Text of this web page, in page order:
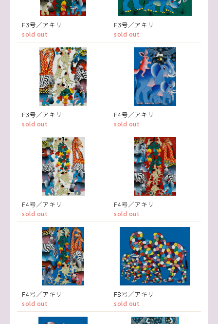
F3号／アキリ
sold out
F3号／アキリ
sold out
F3号／アキリ
sold out
F4号／アキリ
sold out
F4号／アキリ
sold out
F4号／アキリ
sold out
F4号／アキリ
sold out
F8号／アキリ
sold out